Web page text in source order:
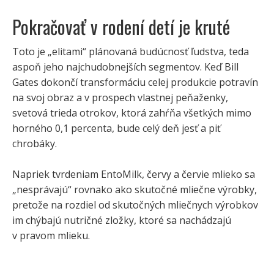
Pokračovať v rodení detí je kruté
Toto je „elitami“ plánovaná budúcnosť ľudstva, teda
aspoň jeho najchudobnejších segmentov. Keď Bill
Gates dokončí transformáciu celej produkcie potravín
na svoj obraz a v prospech vlastnej peňaženky,
svetová trieda otrokov, ktorá zahŕňa všetkých mimo
horného 0,1 percenta, bude celý deň jesť a piť
chrobáky.
Napriek tvrdeniam EntoMilk, červy a červie mlieko sa
„nesprávajú“ rovnako ako skutočné mliečne výrobky,
pretože na rozdiel od skutočných mliečnych výrobkov
im chýbajú nutričné ​​zložky, ktoré sa nachádzajú
v pravom mlieku.